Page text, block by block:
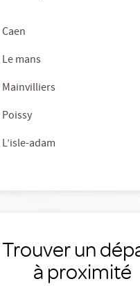
mans
adam
Trouver un
à proximité